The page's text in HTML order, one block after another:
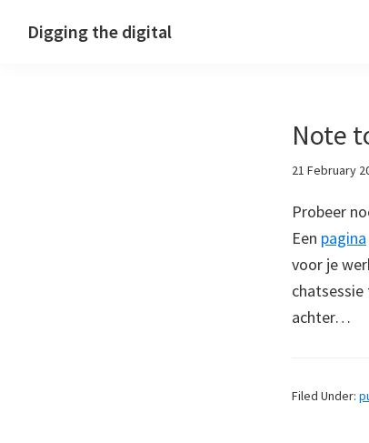
Digging the digital
Note
21 February
Probeer
Een pagina
voor je
achter…
Filed Under: